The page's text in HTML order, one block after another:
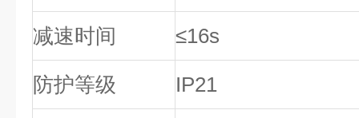
减速时间 ≤16s
防护等级 IP21